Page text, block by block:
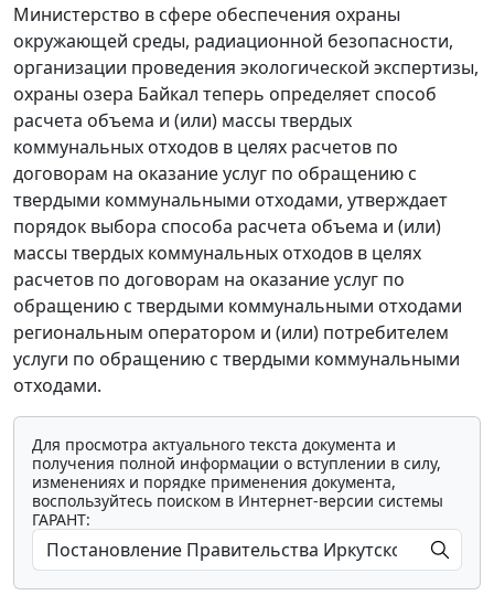
Министерство в сфере обеспечения охраны
окружающей среды, радиационной безопасности,
организации проведения экологической экспертизы,
охраны озера Байкал теперь определяет способ
расчета объема и (или) массы твердых
коммунальных отходов в целях расчетов по
договорам на оказание услуг по обращению с
твердыми коммунальными отходами, утверждает
порядок выбора способа расчета объема и (или)
массы твердых коммунальных отходов в целях
расчетов по договорам на оказание услуг по
обращению с твердыми коммунальными отходами
региональным оператором и (или) потребителем
услуги по обращению с твердыми коммунальными
отходами.
Для просмотра актуального текста документа и
получения полной информации о вступлении в силу,
изменениях и порядке применения документа,
воспользуйтесь поиском в Интернет-версии системы
ГАРАНТ: